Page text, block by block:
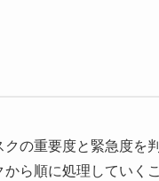
の重要度と緊急度を
ら順に処理していく